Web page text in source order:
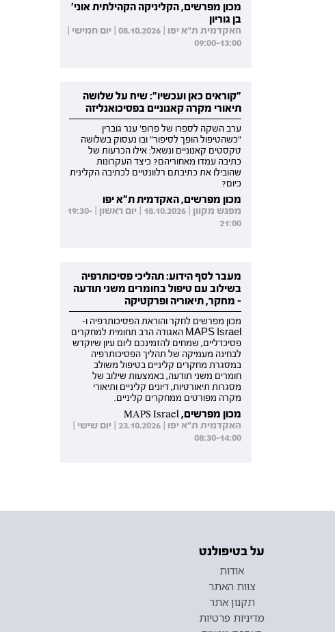
מכון מפרשים, הקליניקה הקהילתית אוני'
בן גוריון
האקדמית ת"א יפו | 08.10.2026 | יום חמישי |
09:00-13:00
"קוראים כאן ועכשיו": שיח על שלושה
תיאורי מקרה קאנוניים בפסיכואנליזה
ערב השקה לספרו של פרופ' ענר גוברין
"כשהטיפול הופך לסיפור" ובו נעסוק בשלושה
טקסטים קאנוניים ונשאל: אילו הכרעות של
כתיבה עמדו מאחוריהם? כיצד העקרונות
שהובילו את כתיבתם רלוונטיים לכתיבה הקלינית
כיום?
מכון מפרשים, האקדמית ת"א יפו
מפגש מקוון | 18.10.2026 | יום ראשון | 19:30-
21:00
מעבר לסף הידוע: תהליכי פסיכותרפיה
בשילוב עם טיפול בחומרים משני תודעה
- מחקר, תיאוריה ופרקטיקה
מכון מפרשים לחקר והוראת הפסיכותרפיה ו-
MAPS Israel האגודה הרב תחומית למחקרים
פסיכדליים, שמחים להזמינכם ליום עיון שיוקדש
לבחינה מעמיקה של תהליך הפסיכותרפיה
במסגרת מחקרים קליניים בטיפול משולב
חומרים משני תודעה, באמצעות שילוב של
מסגרות תיאורטיות, דיונים קליניים ותיאורי
מקרה מפורטים ממחקרים קליניים.
מכון מפרשים, MAPS Israel
האקדמית ת"א יפו | 23.10.2026 | יום שישי |
08:30-14:00
על בטיפולנט
אודות
צוות האתר
תקנון אתר
מדיניות פרטיות